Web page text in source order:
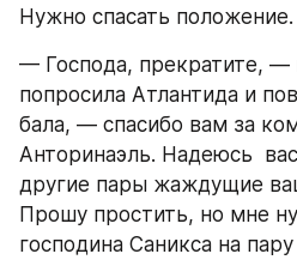
Нужно спасать положение.
— Господа, прекратите, —
попросила Атлантида и
бала, — спасибо вам за
Анторинаэль. Надеюсь
другие пары жаждущие
Прошу простить, но мне
господина Саникса на пару